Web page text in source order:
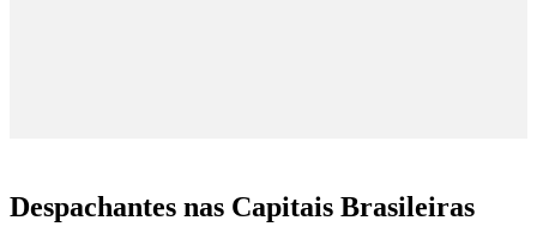
Despachantes nas Capitais Brasileiras